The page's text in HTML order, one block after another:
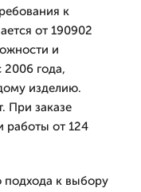
к
от 190902
и
года,
изделию.
При заказе
работы от 124
подхода к выбору